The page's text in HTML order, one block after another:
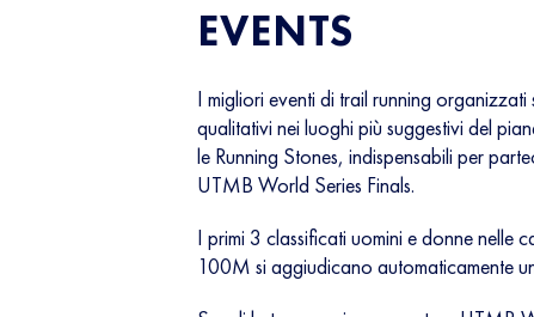
EVENTS
I migliori eventi di trail running
qualitativi nei luoghi più suggestivi del
le Running Stones, indispensabili per
UTMB World Series Finals.
I primi 3 classificati uomini e donne nelle
100M si aggiudicano automaticamente